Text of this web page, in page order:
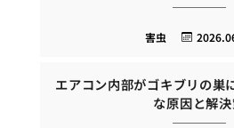
害虫
エアコン内部がゴキブリの巣
な原因と解